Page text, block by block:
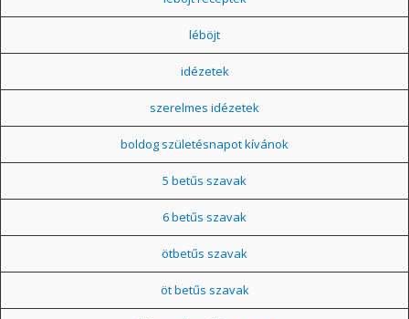
léböjt
idézetek
szerelmes idézetek
boldog születésnapot kívánok
5 betűs szavak
6 betűs szavak
ötbetűs szavak
öt betűs szavak